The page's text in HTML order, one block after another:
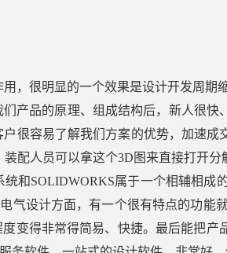
，很明显的一个效果是设计开发周期
产品的原理、组成结构后，新人很
很容易了解我们方案的优势，加速
配人员可以拿这个3D图来直接打开
和SOLIDWORKS属于一个相辅相成
设计方面，有一个很有特点的功能
变得非常得简易、快捷。最后能把